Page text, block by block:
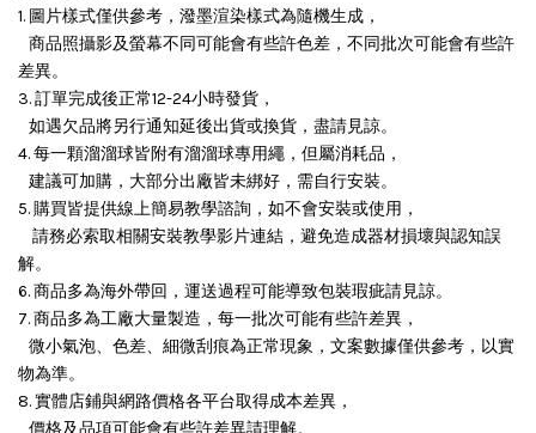
1. 圖片樣式僅供參考，潑墨渲染樣式為隨機生成，
商品照攝影及螢幕不同可能會有些許色差，不同批次可能會有些許
差異。
3. 訂單完成後正常12-24小時發貨，
如遇欠品將另行通知延後出貨或換貨，盡請見諒。
4. 每一顆溜溜球皆附有溜溜球專用繩，但屬消耗品，
建議可加購，大部分出廠皆未綁好，需自行安裝。
5. 購買皆提供線上簡易教學諮詢，如不會安裝或使用，
請務必索取相關安裝教學影片連結，避免造成器材損壞與認知誤
解。
6. 商品多為海外帶回，運送過程可能導致包裝瑕疵請見諒。
7. 商品多為工廠大量製造，每一批次可能有些許差異，
微小氣泡、色差、細微刮痕為正常現象，文案數據僅供參考，以實
物為準。
8. 實體店鋪與網路價格各平台取得成本差異，
價格及品項可能會有些許差異請理解。